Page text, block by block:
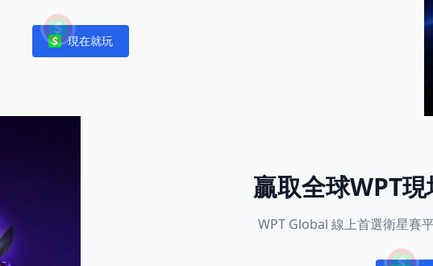
Notifications
現在就玩
贏取全球WPT
WPT Global 線上首選衛星賽